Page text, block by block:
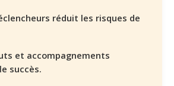
réduit les risques de
et accompagnements
succès.